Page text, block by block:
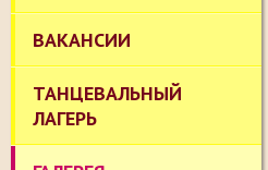
ВАКАНСИИ
ТАНЦЕВАЛЬНЫЙ
ЛАГЕРЬ